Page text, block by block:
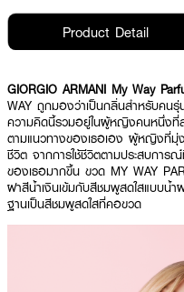
Product Detail
GIORGIO ARMANI My Way
WAY ถูกมองว่าเป็นกลิ่นสำหรับคน
ความคิดนี้รวมอยู่ในผู้หญิงคนหนึ่งที่สลั
ตามแนวทางของเธอเอง ผู้หญิงที่มุ่
ชีวิต จากการใช้ชีวิตตามประสบการ
ของเธอมากขึ้น ขวด MY WAY
ฝาสีน้ำเงินเข้มกับสีชมพูสดใสแบบน้ำ
ฐานเป็นสีชมพูสดใสที่คอขวด